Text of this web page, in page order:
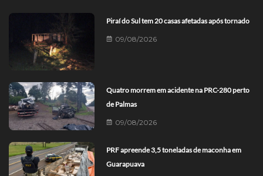
Piraí do Sul tem 20 casas afetadas após tornado
09/08/2026
Quatro morrem em acidente na PRC-280 perto
de Palmas
09/08/2026
PRF apreende 3,5 toneladas de maconha em
Guarapuava